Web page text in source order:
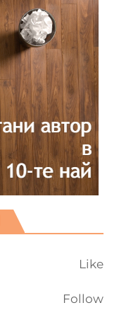
Like
Follow